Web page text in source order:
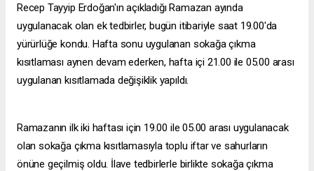
Recep Tayyip Erdoğan'ın açıkladığı Ramazan ayında
uygulanacak olan ek tedbirler, bugün itibariyle saat 19.00'da
yürürlüğe kondu. Hafta sonu uygulanan sokağa çıkma
kısıtlaması aynen devam ederken, hafta içi 21.00 ile 05.00 arası
uygulanan kısıtlamada değişiklik yapıldı.
Ramazanın ilk iki haftası için 19.00 ile 05.00 arası uygulanacak
olan sokağa çıkma kısıtlamasıyla toplu iftar ve sahurların
önüne geçilmiş oldu. İlave tedbirlerle birlikte sokağa çıkma